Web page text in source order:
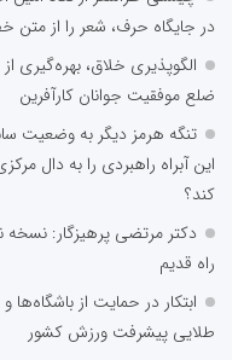
پخش آنلاین تمامی رویدادها
ارائه خدمات آموزشی برای
درج کلیه خدمات اطلاع رسانی
کاهش هزینه های درج خبر در
نظرسنجی
اصلی ترین مشکلات بخش ارتباط
صاحبان کسب و کار کدام
هزینه های بالای ارتباط با رسانه